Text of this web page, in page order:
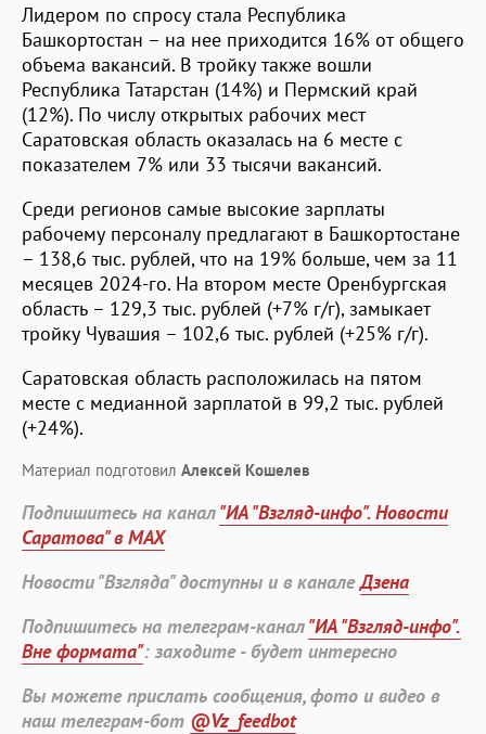
Лидером по спросу стала Республика
Башкортостан – на нее приходится 16% от общего
объема вакансий. В тройку также вошли
Республика Татарстан (14%) и Пермский край
(12%). По числу открытых рабочих мест
Саратовская область оказалась на 6 месте с
показателем 7% или 33 тысячи вакансий.
Среди регионов самые высокие зарплаты
рабочему персоналу предлагают в Башкортостане
– 138,6 тыс. рублей, что на 19% больше, чем за 11
месяцев 2024-го. На втором месте Оренбургская
область – 129,3 тыс. рублей (+7% г/г), замыкает
тройку Чувашия – 102,6 тыс. рублей (+25% г/г).
Саратовская область расположилась на пятом
месте с медианной зарплатой в 99,2 тыс. рублей
(+24%).
Материал подготовил Алексей Кошелев
Подпишитесь на канал"ИА "Взгляд-инфо". Новости
Саратова" в MAX
Новости "Взгляда" доступны и в каналеДзена
Подпишитесь на телеграм-канал"ИА "Взгляд-инфо".
Вне формата": заходите - будет интересно
Вы можете прислать сообщения, фото и видео в
наш телеграм-бот @Vz_feedbot